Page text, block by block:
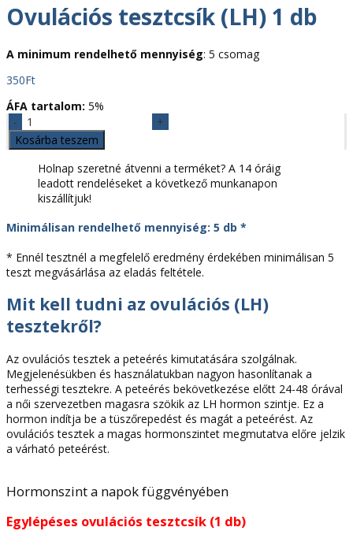
Ovulációs tesztcsík (LH) 1 db
A minimum rendelhető mennyiség: 5 csomag
350Ft
ÁFA tartalom: 5%
Ovulációs
tesztcsík
(LH)
mennyiség
Kosárba teszem
Holnap szeretné átvenni a terméket? A 14 óráig
leadott rendeléseket a következő munkanapon
kiszállítjuk!
Minimálisan rendelhető mennyiség: 5 db *
* Ennél tesztnél a megfelelő eredmény érdekében minimálisan 5
teszt megvásárlása az eladás feltétele.
Mit kell tudni az ovulációs (LH)
tesztekről?
Az ovulációs tesztek a peteérés kimutatására szolgálnak.
Megjelenésükben és használatukban nagyon hasonlítanak a
terhességi tesztekre. A peteérés bekövetkezése előtt 24-48 órával
a női szervezetben magasra szökik az LH hormon szintje. Ez a
hormon indítja be a tüszőrepedést és magát a peteérést. Az
ovulációs tesztek a magas hormonszintet megmutatva előre jelzik
a várható peteérést.
Hormonszint a napok függvényében
Egylépéses ovulációs tesztcsík (1 db)